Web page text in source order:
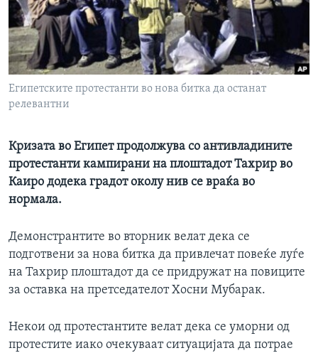
ИНТЕРВЈУА
Јазици
Египетските протестанти во нова битка да останат
релевантни
Кризата во Египет продолжува со антивладините
протестанти кампирани на плоштадот Тахрир во
Каиро додека градот околу нив се враќа во
нормала.
Демонстрантите во вторник велат дека се
подготвени за нова битка да привлечат повеќе луѓе
на Тахрир плоштадот да се придружат на повиците
за оставка на претседателот Хосни Мубарак.
Некои од протестантите велат дека се уморни од
протестите иако очекуваат ситуацијата да потрае